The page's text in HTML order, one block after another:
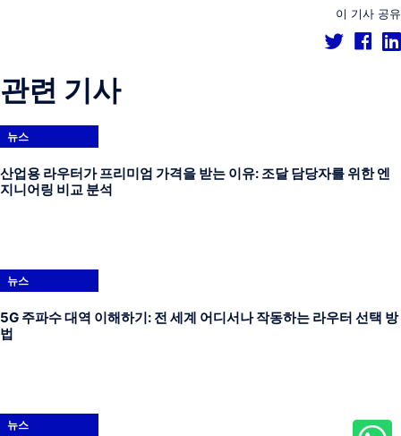
이 기사 공유
관련 기사
뉴스
산업용 라우터가 프리미엄 가격을 받는 이유: 조달 담당자를 위한 엔
지니어링 비교 분석
뉴스
5G 주파수 대역 이해하기: 전 세계 어디서나 작동하는 라우터 선택 방
법
뉴스